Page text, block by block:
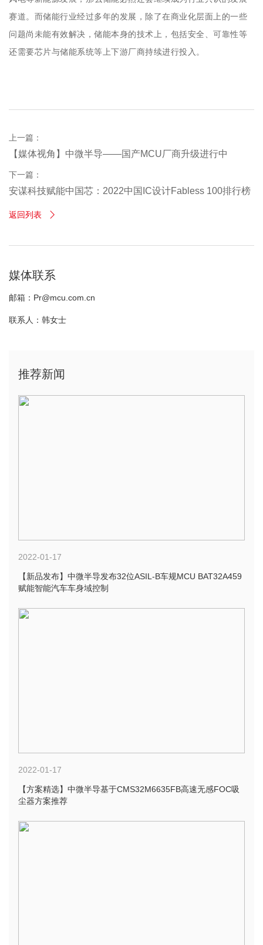
赛道。而储能行业经过多年的发展，除了在商业化层面上的一些
问题尚未能有效解决，储能本身的技术上，包括安全、可靠性等
还需要芯片与储能系统等上下游厂商持续进行投入。
上一篇：
【媒体视角】​中微半导——国产MCU厂商升级进行中
下一篇：
安谋科技赋能中国芯：2022中国IC设计Fabless 100排行榜
返回列表 
媒体联系
邮箱：Pr@mcu.com.cn
联系人：韩女士
推荐新闻
2022-01-17
【新品发布】中微半导发布32位ASIL-B车规MCU BAT32A459
赋能智能汽车车身域控制
2022-01-17
【方案精选】中微半导基于CMS32M6635FB高速无感FOC吸
尘器方案推荐